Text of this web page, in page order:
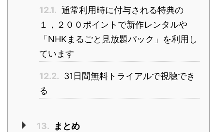
12.1. 通常利用時に付与される特典の
１，２００ポイントで新作レンタルや
「NHKまるごと見放題パック」を利用し
ています
12.2. 31日間無料トライアルで視聴でき
る
13. まとめ